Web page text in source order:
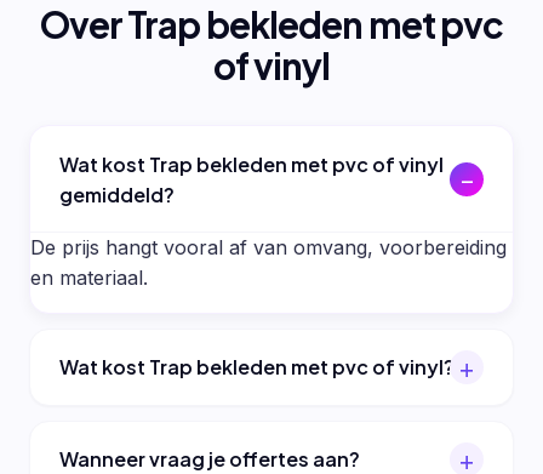
Over Trap bekleden met pvc
of vinyl
Wat kost Trap bekleden met pvc of vinyl
gemiddeld?
De prijs hangt vooral af van omvang, voorbereiding
en materiaal.
Wat kost Trap bekleden met pvc of vinyl?
Wanneer vraag je offertes aan?